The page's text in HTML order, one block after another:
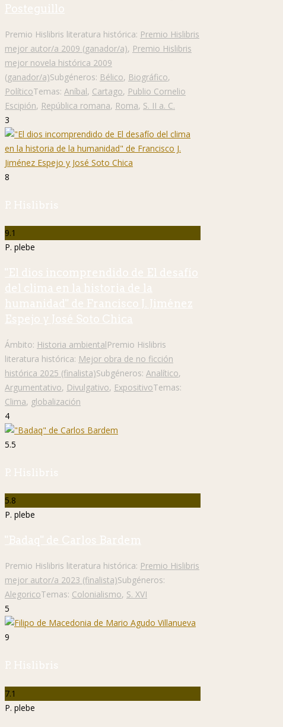
Posteguillo
Premio Hislibris literatura histórica: Premio Hislibris
mejor autor/a 2009 (ganador/a), Premio Hislibris
mejor novela histórica 2009
(ganador/a)Subgéneros: Bélico, Biográfico,
PolíticoTemas: Aníbal, Cartago, Publio Cornelio
Escipión, República romana, Roma, S. II a. C.
3
8
P. Hislibris
9.1
P. plebe
"El dios incomprendido de El desafío
del clima en la historia de la
humanidad" de Francisco J. Jiménez
Espejo y José Soto Chica
Ámbito: Historia ambientalPremio Hislibris
literatura histórica: Mejor obra de no ficción
histórica 2025 (finalista)Subgéneros: Analítico,
Argumentativo, Divulgativo, ExpositivoTemas:
Clima, globalización
4
5.5
P. Hislibris
5.8
P. plebe
"Badaq" de Carlos Bardem
Premio Hislibris literatura histórica: Premio Hislibris
mejor autor/a 2023 (finalista)Subgéneros:
AlegoricoTemas: Colonialismo, S. XVI
5
9
P. Hislibris
7.1
P. plebe